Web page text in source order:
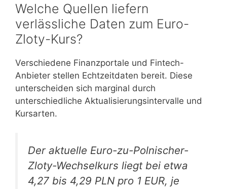
Welche Quellen liefern
verlässliche Daten zum Euro-
Zloty-Kurs?
Verschiedene Finanzportale und Fintech-
Anbieter stellen Echtzeitdaten bereit. Diese
unterscheiden sich marginal durch
unterschiedliche Aktualisierungsintervalle und
Kursarten.
Der aktuelle Euro-zu-Polnischer-
Zloty-Wechselkurs liegt bei etwa
4,27 bis 4,29 PLN pro 1 EUR, je